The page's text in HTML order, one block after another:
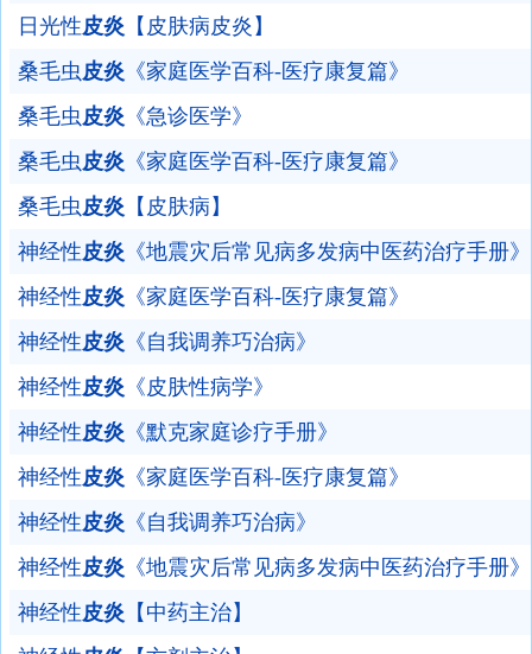
日光性皮炎 【皮肤病皮炎】
桑毛虫皮炎 《家庭医学百科-医疗康复篇》
桑毛虫皮炎 《急诊医学》
桑毛虫皮炎 《家庭医学百科-医疗康复篇》
桑毛虫皮炎 【皮肤病】
神经性皮炎 《地震灾后常见病多发病中医药治疗手册》
神经性皮炎 《家庭医学百科-医疗康复篇》
神经性皮炎 《自我调养巧治病》
神经性皮炎 《皮肤性病学》
神经性皮炎 《默克家庭诊疗手册》
神经性皮炎 《家庭医学百科-医疗康复篇》
神经性皮炎 《自我调养巧治病》
神经性皮炎 《地震灾后常见病多发病中医药治疗手册》
神经性皮炎 【中药主治】